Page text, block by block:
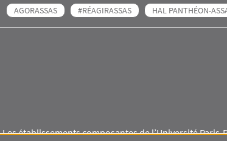
AGORASSAS #RÉAGIRASSAS HAL PANTHÉON-
Les établissements composantes de l’Université Paris-